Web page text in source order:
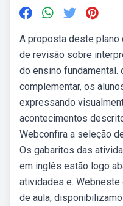
A proposta deste plano
de revisão sobre
do ensino fundamental.
complementar, os
expressando
acontecimentos
Webconfira a seleção
Os gabaritos das
em inglês estão logo
atividades e.
de aula,